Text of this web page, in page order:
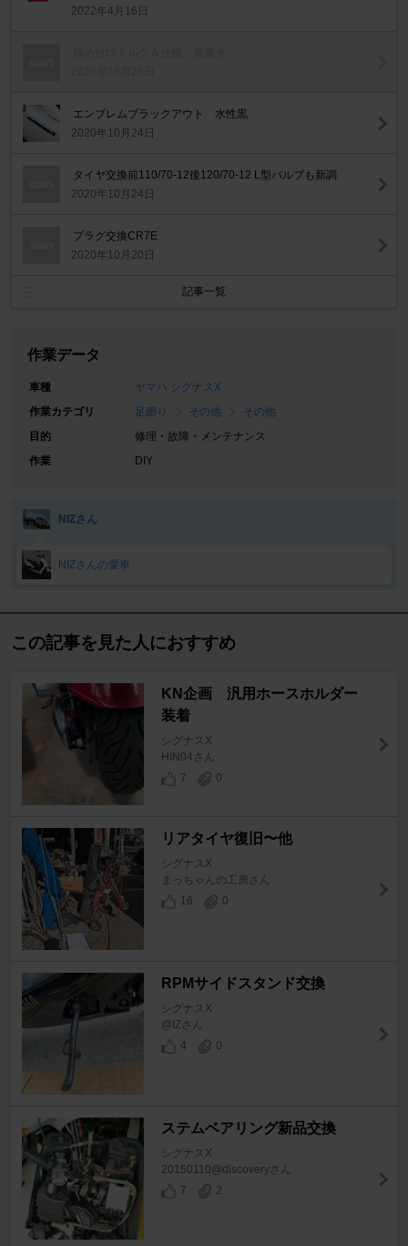
2022年4月16日
エンブレムブラックアウト 水性黒
2020年10月24日
タイヤ交換前110/70-12後120/70-12 L型バルブも新調
2020年10月24日
プラグ交換CR7E
2020年10月20日
記事一覧
作業データ
車種
ヤマハ シグナスX
作業カテゴリ
足廻り その他
その他
目的
修理・故障・メンテナンス
作業
DIY
NIZさん
NIZさんの愛車
この記事を見た人におすすめ
KN企画 汎用ホースホルダー
装着
シグナスX
HIN04さん
7
0
リアタイヤ復旧〜他
シグナスX
まっちゃんの工房さん
16
0
RPMサイドスタンド交換
シグナスX
@IZさん
4
0
ステムベアリング新品交換
シグナスX
20150110@discoveryさん
7
2